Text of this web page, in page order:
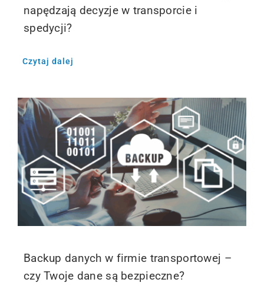
napędzają decyzje w transporcie i
spedycji?
Czytaj dalej
Backup danych w firmie transportowej –
czy Twoje dane są bezpieczne?